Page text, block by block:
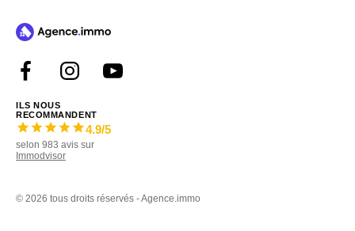
ILS NOUS
RECOMMANDENT
4.9/5
selon 983 avis sur
Immodvisor
© 2026 tous droits réservés - Agence.immo